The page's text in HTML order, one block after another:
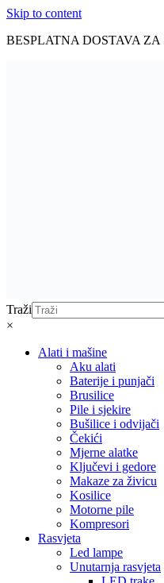
Skip to content
BESPLATNA DOSTAVA
Traži
×
Alati i mašine
Aku alati
Baterije i punjači
Brusilice
Pile i sjekire
Bušilice i odvijači
Čekići
Mjerne alatke
Ključevi i gedore
Makaze za živicu
Kosilice
Motorne pile
Kompresori
Rasvjeta
Led lampe
Unutarnja rasvjeta